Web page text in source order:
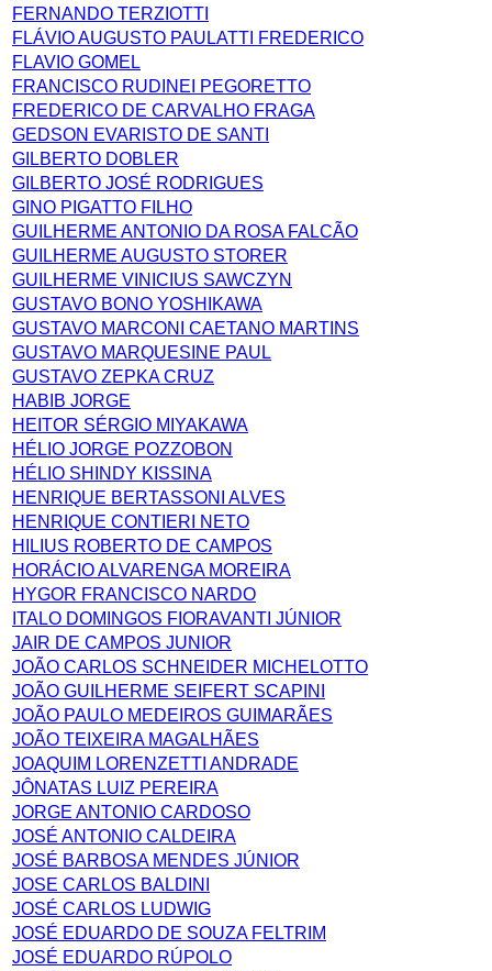
FERNANDO TERZIOTTI
FLÁVIO AUGUSTO PAULATTI FREDERICO
FLAVIO GOMEL
FRANCISCO RUDINEI PEGORETTO
FREDERICO DE CARVALHO FRAGA
GEDSON EVARISTO DE SANTI
GILBERTO DOBLER
GILBERTO JOSÉ RODRIGUES
GINO PIGATTO FILHO
GUILHERME ANTONIO DA ROSA FALCÃO
GUILHERME AUGUSTO STORER
GUILHERME VINICIUS SAWCZYN
GUSTAVO BONO YOSHIKAWA
GUSTAVO MARCONI CAETANO MARTINS
GUSTAVO MARQUESINE PAUL
GUSTAVO ZEPKA CRUZ
HABIB JORGE
HEITOR SÉRGIO MIYAKAWA
HÉLIO JORGE POZZOBON
HÉLIO SHINDY KISSINA
HENRIQUE BERTASSONI ALVES
HENRIQUE CONTIERI NETO
HILIUS ROBERTO DE CAMPOS
HORÁCIO ALVARENGA MOREIRA
HYGOR FRANCISCO NARDO
ITALO DOMINGOS FIORAVANTI JÚNIOR
JAIR DE CAMPOS JUNIOR
JOÃO CARLOS SCHNEIDER MICHELOTTO
JOÃO GUILHERME SEIFERT SCAPINI
JOÃO PAULO MEDEIROS GUIMARÃES
JOÃO TEIXEIRA MAGALHÃES
JOAQUIM LORENZETTI ANDRADE
JÔNATAS LUIZ PEREIRA
JORGE ANTONIO CARDOSO
JOSÉ ANTONIO CALDEIRA
JOSÉ BARBOSA MENDES JÚNIOR
JOSE CARLOS BALDINI
JOSÉ CARLOS LUDWIG
JOSÉ EDUARDO DE SOUZA FELTRIM
JOSÉ EDUARDO RÚPOLO